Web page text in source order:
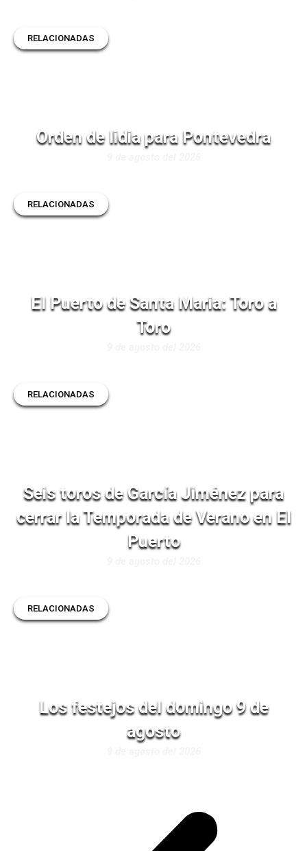
RELACIONADAS
Orden de lidia para Pontevedra
RELACIONADAS
El Puerto de Santa Maria: Toro a
Toro
RELACIONADAS
Seis toros de García Jiménez para
cerrar la Temporada de Verano en El
Puerto
RELACIONADAS
Los festejos del domingo 9 de
agosto